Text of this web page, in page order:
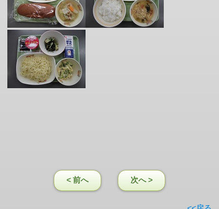
< 前へ 次へ >